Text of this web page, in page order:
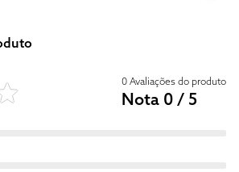
0 Avaliações do produto
Nota 0 / 5